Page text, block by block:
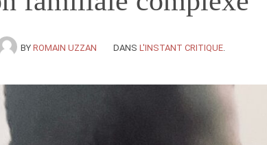
BY ROMAIN UZZAN DANS L'INSTANT CRITIQUE